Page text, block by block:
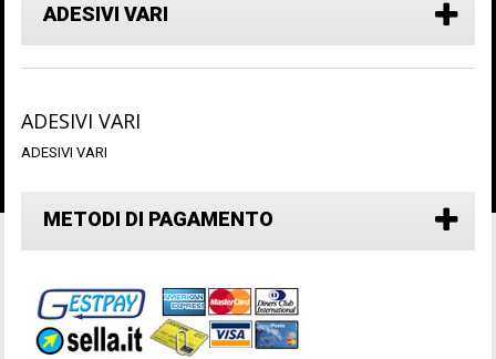
ADESIVI VARI
ADESIVI VARI
ADESIVI VARI
METODI DI PAGAMENTO